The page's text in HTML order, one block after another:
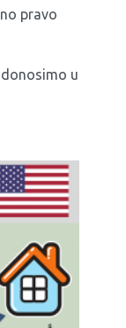
pravo
u